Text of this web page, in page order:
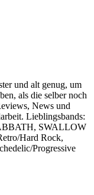
und alt genug, um
als die selber noch
News und
Lieblingsbands:
SWALLOW
Hard Rock,
Progressive